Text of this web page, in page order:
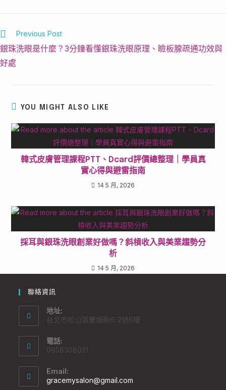
Previous Post
銀珠洗眼是什麼？3分鐘看懂銀珠洗眼原理、瞼板腺疏通功效與
好處
YOU MIGHT ALSO LIKE
韓式皮膚管理課程PTT、Dcard評價總整理｜學員真
實心得與避雷指南
14 5 月, 2026
採耳與銀珠洗眼創業好做嗎？斜槓收入與美業趨勢分
析
14 5 月, 2026
聯絡資訊
地址:
台北市松山區慶城街6-2號6樓
電話:
0958308031
Email:
gracemysalon@gmail.com